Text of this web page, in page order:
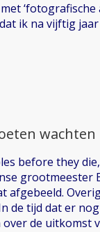
ik na vijftig
wachten
before they
afgebeeld.
de tijd dat er
de uitkomst